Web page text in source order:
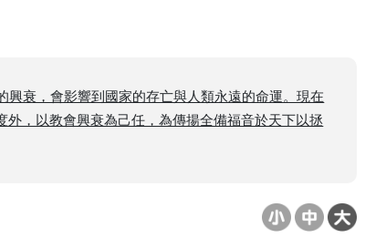
興衰，會影響到國家的存亡與人類永遠的命運。現在
，以教會興衰為己任，為傳揚全備福音於天下以拯